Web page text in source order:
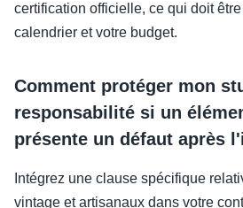
certification officielle, ce qui doit
calendrier et votre budget.
Comment protéger mon
responsabilité si un
présente un défaut après
Intégrez une clause spécifique
vintage et artisanaux dans votre